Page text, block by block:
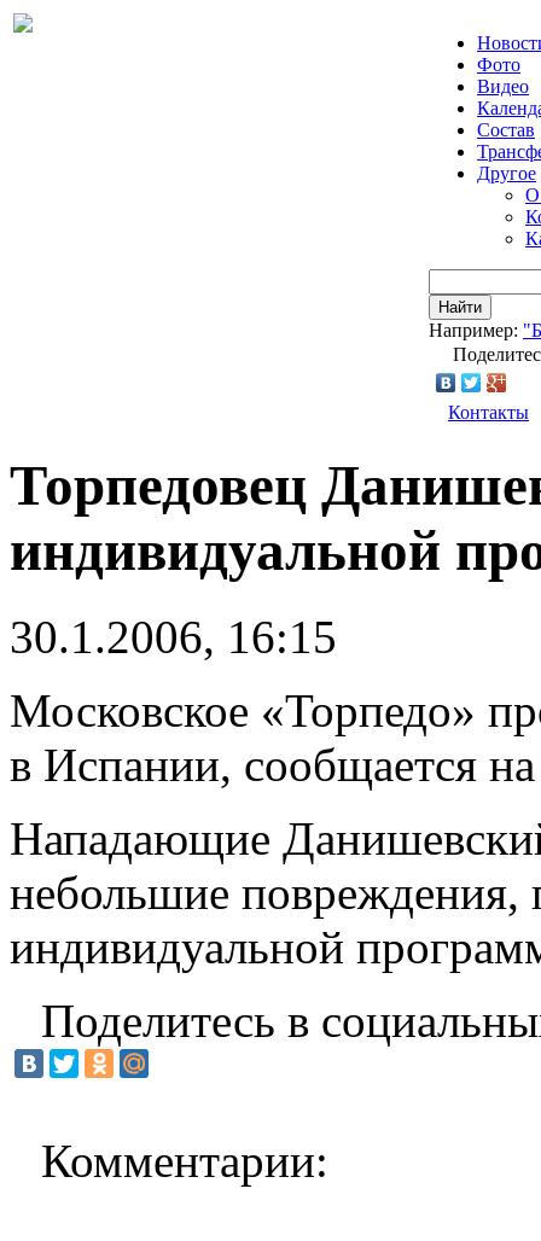
Фото
Видео
Состав
Другое
О
Найти
Например:
Контакты
Торпедовец
индивидуальной
30.1.2006, 16:15
Московское «Торпедо»
в Испании, сообщается
Нападающие
небольшие повреждения,
индивидуальной
Поделитесь в
Комментарии: